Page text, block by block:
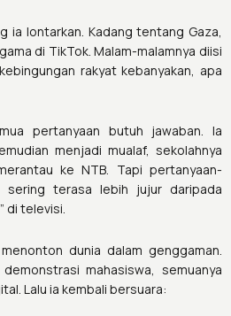
ia lontarkan. Kadang tentang Gaza,
di TikTok. Malam-malamnya diisi
rakyat kebanyakan, apa
pertanyaan butuh jawaban. Ia
menjadi mualaf, sekolahnya
ke NTB. Tapi pertanyaan-
sering terasa lebih jujur daripada
di televisi.
dunia dalam genggaman.
mahasiswa, semuanya
Lalu ia kembali bersuara: